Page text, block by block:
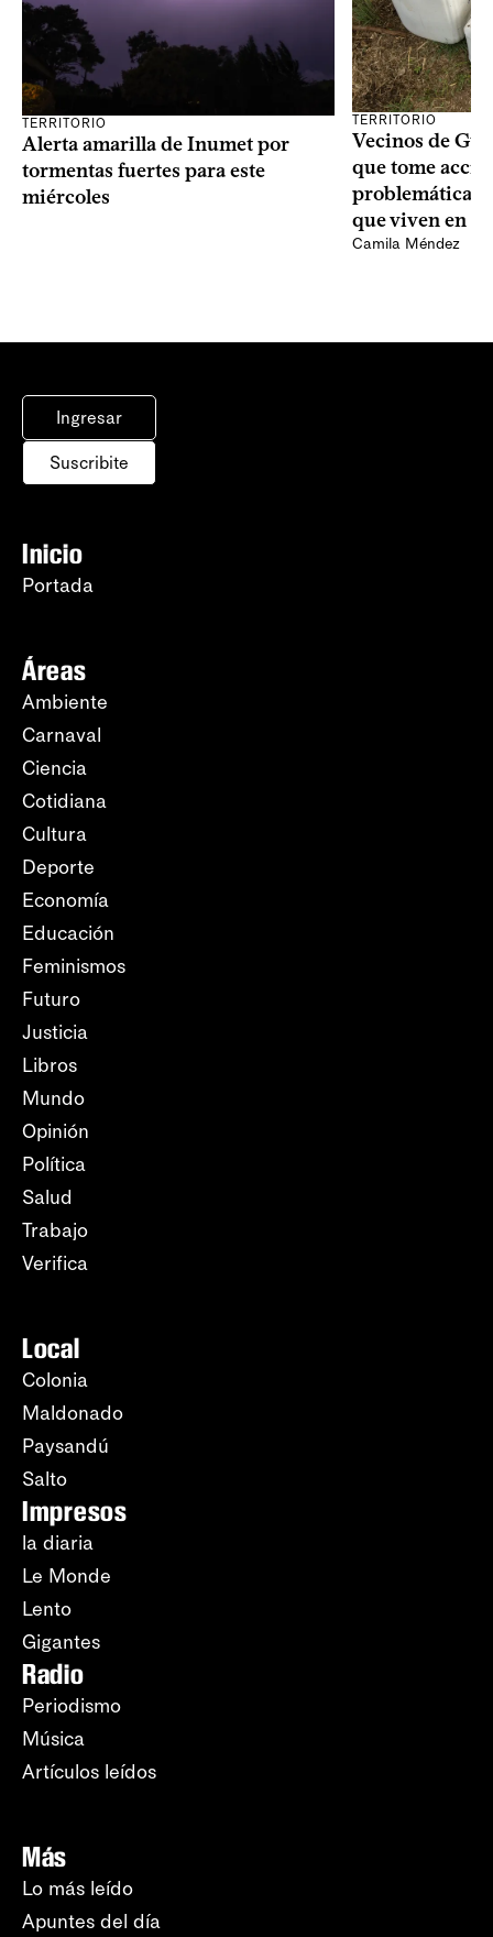
TERRITORIO
Alerta amarilla de Inumet por
tormentas fuertes para este
miércoles
TERRITORIO
Vecinos de
que tome
problemáticas
que viven en
Camila Méndez
Ingresar
Suscribite
Inicio
Portada
Áreas
Ambiente
Carnaval
Ciencia
Cotidiana
Cultura
Deporte
Economía
Educación
Feminismos
Futuro
Justicia
Libros
Mundo
Opinión
Política
Salud
Trabajo
Verifica
Local
Colonia
Maldonado
Paysandú
Salto
Impresos
la diaria
Le Monde
Lento
Gigantes
Radio
Periodismo
Música
Artículos leídos
Más
Lo más leído
Apuntes del día